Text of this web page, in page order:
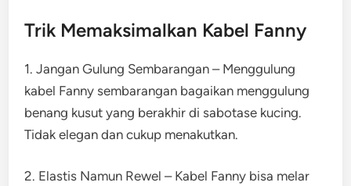
Trik Memaksimalkan Kabel Fanny
1. Jangan Gulung Sembarangan – Menggulung
kabel Fanny sembarangan bagaikan menggulung
benang kusut yang berakhir di sabotase kucing.
Tidak elegan dan cukup menakutkan.
2. Elastis Namun Rewel – Kabel Fanny bisa melar